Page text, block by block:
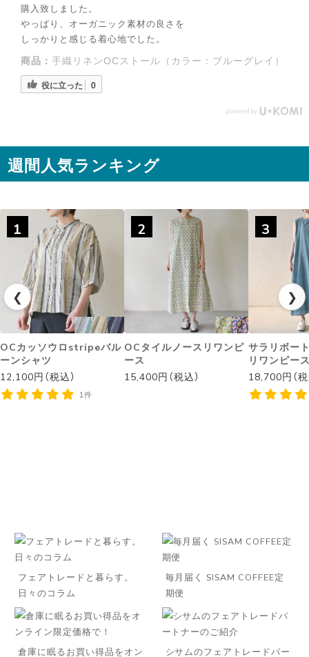
購入致しました。
やっぱり、オーガニック素材の良さを
しっかりと感じる着心地でした。
商品： 手織リネンOCストール（カラー：ブルーグレイ）
役に立った 0
週間人気ランキング
❮
1
OCカッソウロstripeバル
ーンシャツ
12,100円（税込）
1件
2
OCタイルノースリワンピ
ース
15,400円（税込）
3
サラリボー
リワンピー
18,700円（税
❯
フェアトレードと暮らす。
日々のコラム
毎月届く SISAM COFFEE定
期便
倉庫に眠るお買い得品をオン
シサムのフェアトレードパー